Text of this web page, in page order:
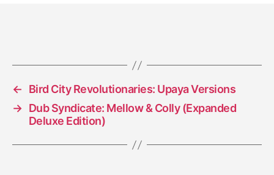
←
Bird City Revolutionaries: Upaya Versions
→ Dub Syndicate: Mellow & Colly (Expanded
Deluxe Edition)